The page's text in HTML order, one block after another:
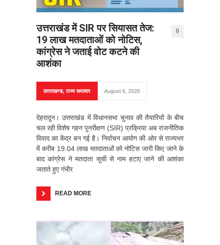
उत्तराखंड में SIR पर सियासत तेज:
19 लाख मतदाताओं को नोटिस,
कांग्रेस ने जताई वोट कटने की
आशंका
0
उत्तराखण्ड,राज्य समाचार August 6, 2026
देहरादून। उत्तराखंड में विधानसभा चुनाव की तैयारियों के बीच
चल रही विशेष गहन पुनरीक्षण (SIR) प्रक्रिया अब राजनीतिक
विवाद का केंद्र बन गई है। निर्वाचन आयोग की ओर से राज्यभर
में करीब 19.04 लाख मतदाताओं को नोटिस जारी किए जाने के
बाद कांग्रेस ने मतदाता सूची से नाम हटाए जाने की आशंका
जताते हुए गंभीर
READ MORE